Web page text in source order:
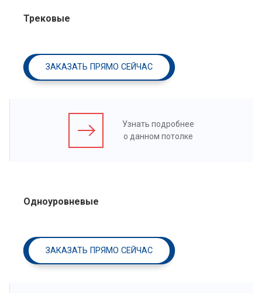
Трековые
ЗАКАЗАТЬ ПРЯМО СЕЙЧАС
Узнать подробнее
о данном потолке
Одноуровневые
ЗАКАЗАТЬ ПРЯМО СЕЙЧАС